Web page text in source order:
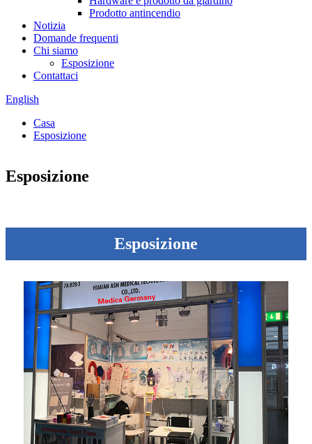
Prodotto antincendio
Notizia
Domande frequenti
Chi siamo
Esposizione
Contattaci
English
Casa
Esposizione
Esposizione
Esposizione